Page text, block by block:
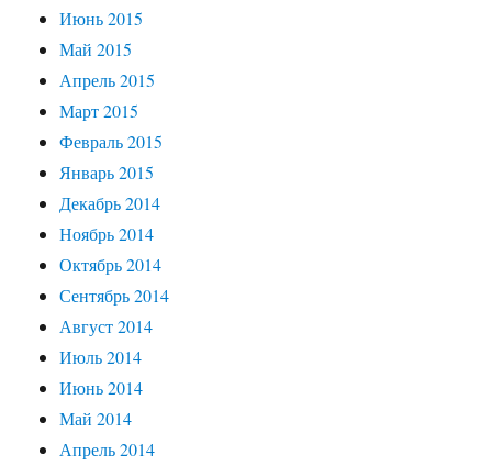
Июнь 2015
Май 2015
Апрель 2015
Март 2015
Февраль 2015
Январь 2015
Декабрь 2014
Ноябрь 2014
Октябрь 2014
Сентябрь 2014
Август 2014
Июль 2014
Июнь 2014
Май 2014
Апрель 2014